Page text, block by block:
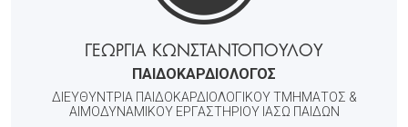
ΓΕΩΡΓΙΑ ΚΩΝΣΤΑΝΤΟΠΟΥΛΟΥ
ΠΑΙΔΟΚΑΡΔΙΟΛΟΓΟΣ
ΔΙΕΥΘΥΝΤΡΙΑ ΠΑΙΔΟΚΑΡΔΙΟΛΟΓΙΚΟΥ ΤΜΗΜΑΤΟΣ &
ΑΙΜΟΔΥΝΑΜΙΚΟΥ ΕΡΓΑΣΤΗΡΙΟΥ ΙΑΣΩ ΠΑΙΔΩΝ